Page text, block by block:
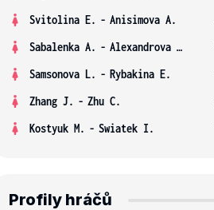
Svitolina E. - Anisimova A.
Sabalenka A. - Alexandrova E.
Samsonova L. - Rybakina E.
Zhang J. - Zhu C.
Kostyuk M. - Swiatek I.
Profily hráčů